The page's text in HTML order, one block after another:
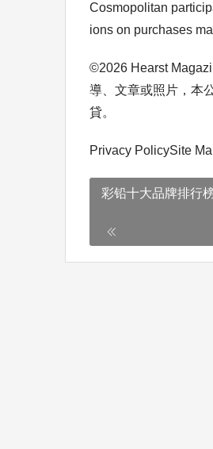
Cosmopolitan
ions on purchases
©2026 Hearst
導、文章或照片，本
貸。
Privacy PolicySite
彩铅十大品牌排行